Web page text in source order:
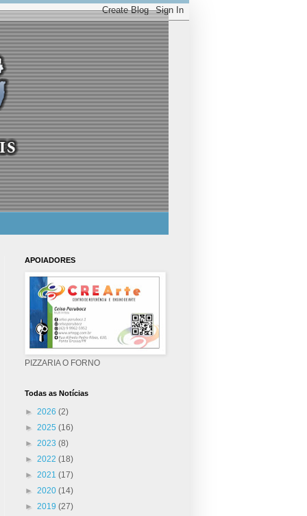
APOIADORES
PIZZARIA O FORNO
Todas as Notícias
► 2026 (2)
► 2025 (16)
► 2023 (8)
► 2022 (18)
► 2021 (17)
► 2020 (14)
► 2019 (27)